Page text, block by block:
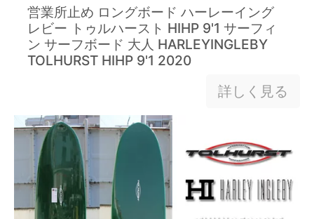
営業所止め ロングボード ハーレーイング
レビー トゥルハースト HIHP 9'1 サーフィ
ン サーフボード 大人 HARLEYINGLEBY
TOLHURST HIHP 9'1 2020
詳しく見る